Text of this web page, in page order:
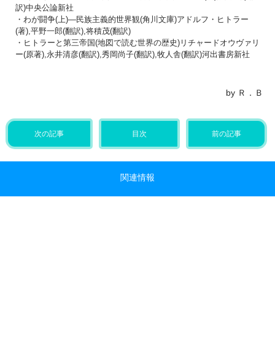
訳)中央公論新社
・わが闘争(上)―民族主義的世界観(角川文庫)アドルフ・ヒトラー
(著),平野一郎(翻訳),将積茂(翻訳)
・ヒトラーと第三帝国(地図で読む世界の歴史)リチャードオウヴァリ
ー(原著),永井清彦(翻訳),秀岡尚子(翻訳),牧人舎(翻訳)河出書房新社
by Ｒ．Ｂ
次の記事 目次 前の記事
関連情報